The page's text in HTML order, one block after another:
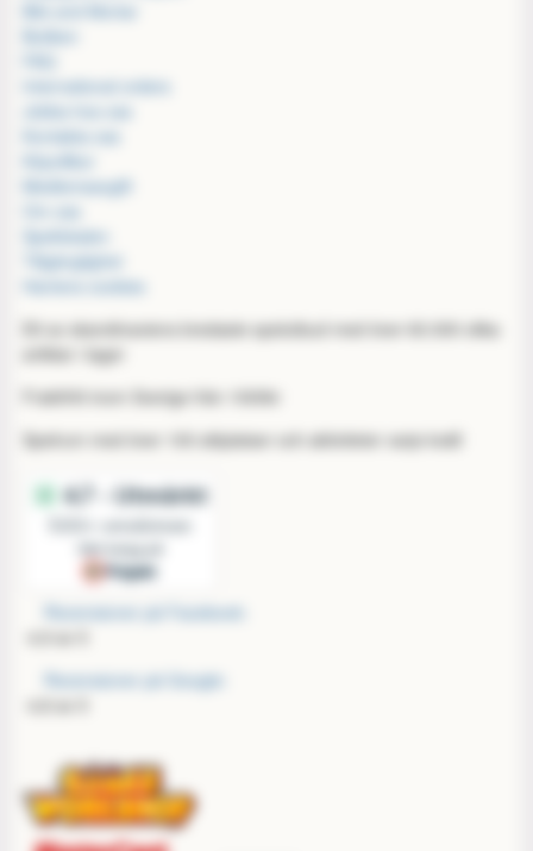
International orders
Medlemsavgift
Spellokalen
Tillgänglighet
Hantera cookies
Ett av skandinaviens bredaste spelutbud med över 60.000 olika
artiklar i lager
Fraktfritt inom Sverige från 1000kr
Spelrum med över 100 sittplatser och aktiviteter varje kväll
Recensioner på Google: